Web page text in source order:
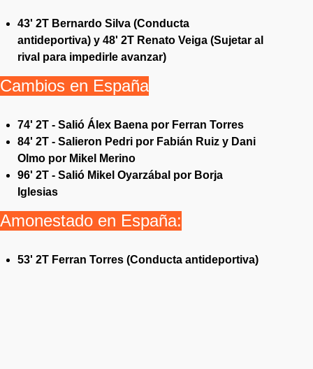
43' 2T Bernardo Silva (Conducta
antideportiva) y 48' 2T Renato Veiga (Sujetar al
rival para impedirle avanzar)
Cambios en España
74' 2T - Salió Álex Baena por Ferran Torres
84' 2T - Salieron Pedri por Fabián Ruiz y Dani
Olmo por Mikel Merino
96' 2T - Salió Mikel Oyarzábal por Borja
Iglesias
Amonestado en España:
53' 2T Ferran Torres (Conducta antideportiva)